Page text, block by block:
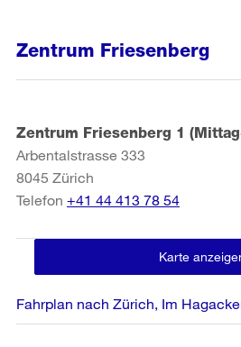
Zentrum Friesenberg
Zentrum Friesenberg 1
Arbentalstrasse 333
8045 Zürich
Telefon +41 44 413 78 54
Karte
Fahrplan nach Zürich, Im